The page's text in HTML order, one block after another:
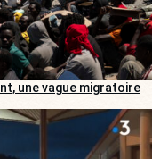
une vague migratoire